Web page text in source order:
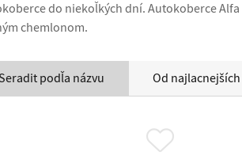
do niekoľkých dní. Autokoberce Alfa
chemlonom.
Seradit podľa názvu Od najlacnejších